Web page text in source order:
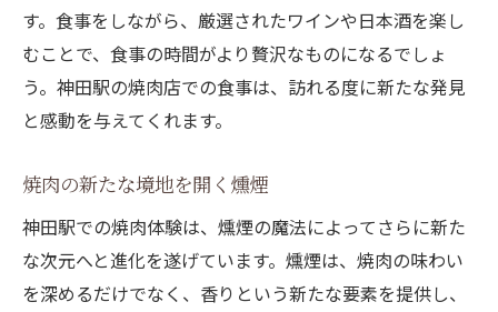
す。食事をしながら、厳選されたワインや日本酒を楽し
むことで、食事の時間がより贅沢なものになるでしょ
う。神田駅の焼肉店での食事は、訪れる度に新たな発見
と感動を与えてくれます。
焼肉の新たな境地を開く燻煙
神田駅での焼肉体験は、燻煙の魔法によってさらに新た
な次元へと進化を遂げています。燻煙は、焼肉の味わい
を深めるだけでなく、香りという新たな要素を提供し、